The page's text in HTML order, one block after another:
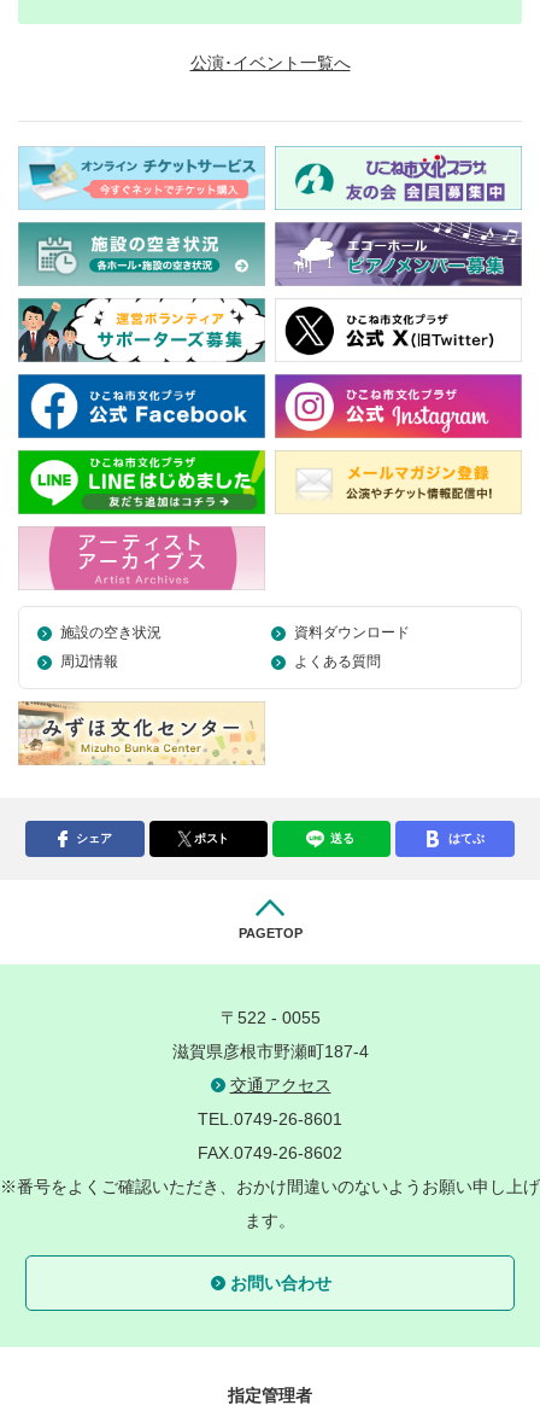
公演･イベント一覧へ
施設の空き状況
資料ダウンロード
周辺情報
よくある質問
シェア ポスト 送る はてぶ
PAGETOP
〒522 - 0055
滋賀県彦根市野瀬町187-4
交通アクセス
TEL.0749-26-8601
FAX.0749-26-8602
※番号をよくご確認いただき、おかけ間違いのないようお願い申し上げ
ます。
お問い合わせ
指定管理者